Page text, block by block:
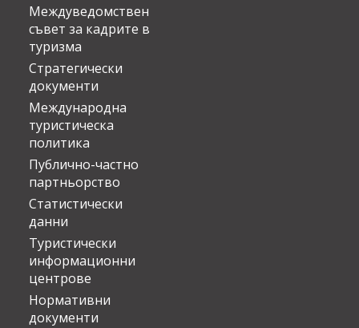
Междуведомствен
съвет за кадрите в
туризма
Стратегически
документи
Международна
туристическа
политика
Публично-частно
партньорство
Статистически
данни
Туристически
информационни
центрове
Нормативни
документи